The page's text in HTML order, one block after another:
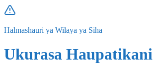
Halmashauri ya Wilaya ya Siha
Ukurasa Haupatikani